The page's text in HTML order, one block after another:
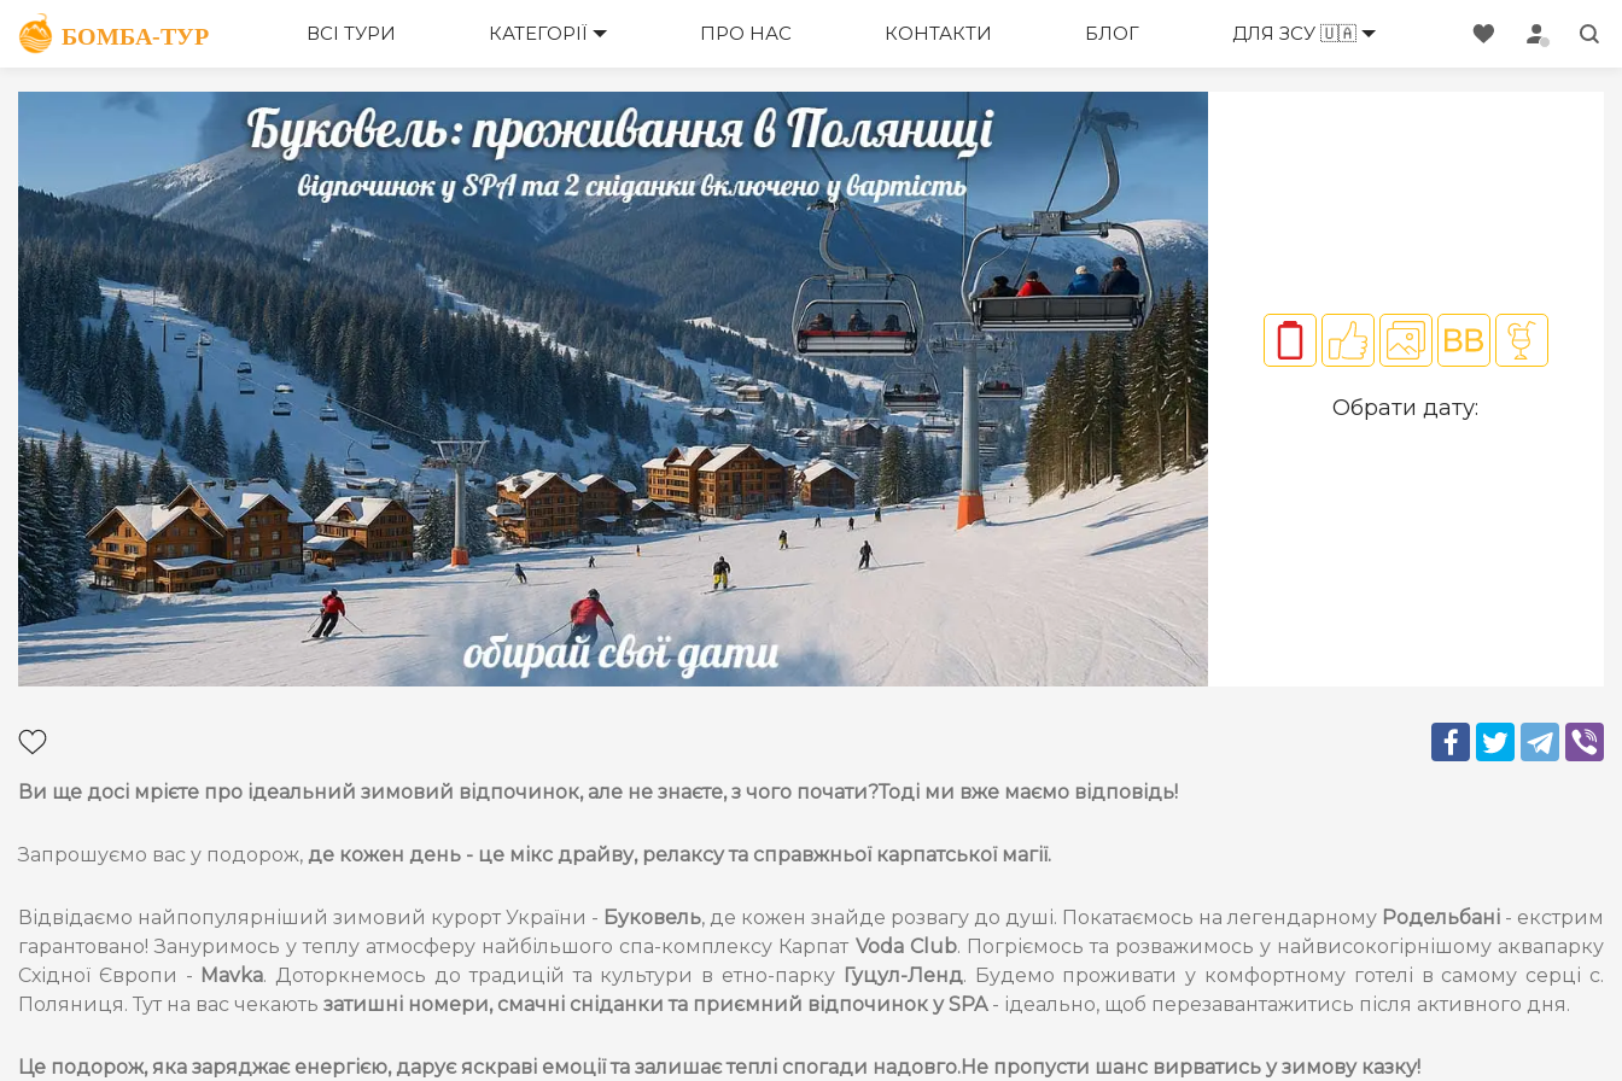
ВСІ ТУРИ КАТЕГОРІЇ ПРО НАС КОНТАКТИ БЛОГ ДЛЯ ЗСУ 🇺🇦
Обрати дату:
Ви ще досі мрієте про ідеальний зимовий відпочинок, але не знаєте, з чого почати?Тоді ми вже маємо відповідь!
Запрошуємо вас у подорож, де кожен день - це мікс драйву, релаксу та справжньої карпатської магії.
Відвідаємо найпопулярніший зимовий курорт України - Буковель, де кожен знайде розвагу до душі. Покатаємось на легендарному Родельбані - екстрим
гарантовано! Зануримось у теплу атмосферу найбільшого спа-комплексу Карпат Voda Club. Погріємось та розважимось у найвисокогірнішому аквапарку
Східної Європи - Mavka. Доторкнемось до традицій та культури в етно-парку Гуцул-Ленд. Будемо проживати у комфортному готелі в самому серці с.
Поляниця. Тут на вас чекають затишні номери, смачні сніданки та приємний відпочинок у SPA - ідеально, щоб перезавантажитись після активного дня.
Це подорож, яка заряджає енергією, дарує яскраві емоції та залишає теплі спогади надовго.Не пропусти шанс вирватись у зимову казку!
ОПИС ВАРТІСТЬ МЕНЕДЖЕРИ